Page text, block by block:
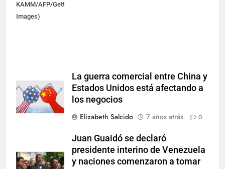
KAMM/AFP/Getty
Images)
La guerra comercial entre China y
Estados Unidos está afectando a
los negocios
Elizabeth Salcido
7 años atrás 0
Juan Guaidó se declaró
presidente interino de Venezuela
y naciones comenzaron a tomar